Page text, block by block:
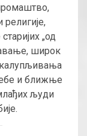
религије,
„од
широк
и ближње
људи